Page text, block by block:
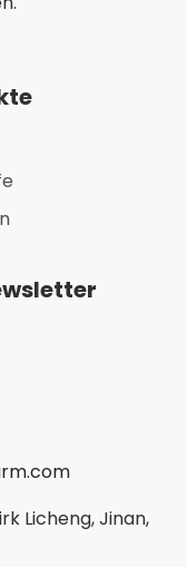
Licheng, Jinan,